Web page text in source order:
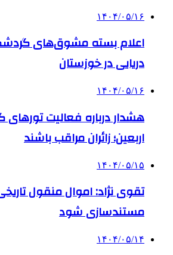
۱۴۰۴/۰۵/۱۶
اعلام بسته مشوق‌های
دریایی در خوزستان
۱۴۰۴/۰۵/۱۶
هشدار درباره فعالیت
اربعین؛ زائران مراقب باشند
۱۴۰۴/۰۵/۱۵
تقوی نژاد: اموال منقول
مستندسازی شود
۱۴۰۴/۰۵/۱۴